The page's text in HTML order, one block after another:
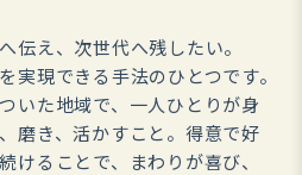
伝え、次世代へ残したい。
実現できる手法のひとつです。
いた地域で、一人ひとりが身
磨き、活かすこと。得意で好
けることで、まわりが喜び、